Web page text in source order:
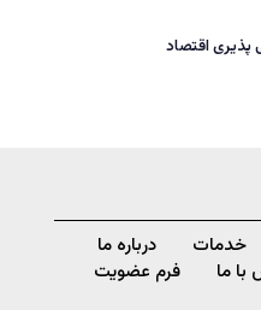
اقتصاد
خدمات
درباره ما
با ما فرم عضویت